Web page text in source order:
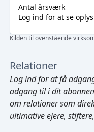
Cmd/Ctrl + K
Antal årsværk
Log ind for at se
Kilden til ovenstående
Relationer
Log indfor at få
adgang til i dit
om relationer som
ultimative ejere,